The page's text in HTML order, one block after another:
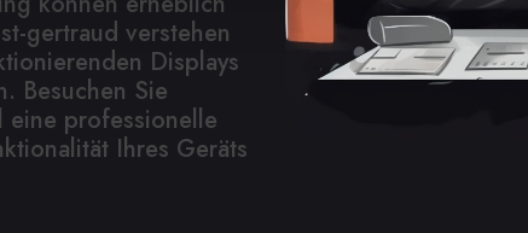
gertraud verstehen
Displays
Besuchen Sie
eine professionelle
Ihres Geräts